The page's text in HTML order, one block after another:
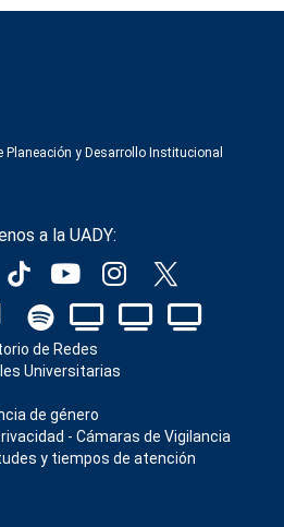
Planeación y Desarrollo Institucional
a la UADY:
de Redes
Universitarias
de género
- Cámaras de Vigilancia
y tiempos de atención